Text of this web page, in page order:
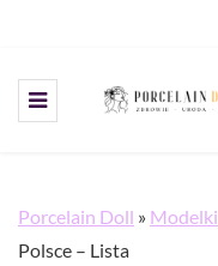
Porcelain Doll » Modelki
Polsce – Lista